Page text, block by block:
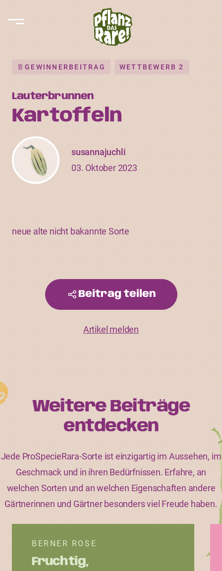
GEWINNERBEITRAG WETTBEWERB 2
Lauterbrunnen
Kartoffeln
susannajuchli
03. Oktober 2023
neue alte nicht bakannte Sorte
Beitrag teilen
Artikel melden
Weitere Beiträge
entdecken
Jede ProSpecieRara-Sorte ist einzigartig im Aussehen, im
Geschmack und in ihren Bedürfnissen. Erfahre, an
welchen Sorten und an welchen Eigenschaften andere
Gärtnerinnen und Gärtner besonders viel Freude haben.
BERNER ROSE
Fruchtig,